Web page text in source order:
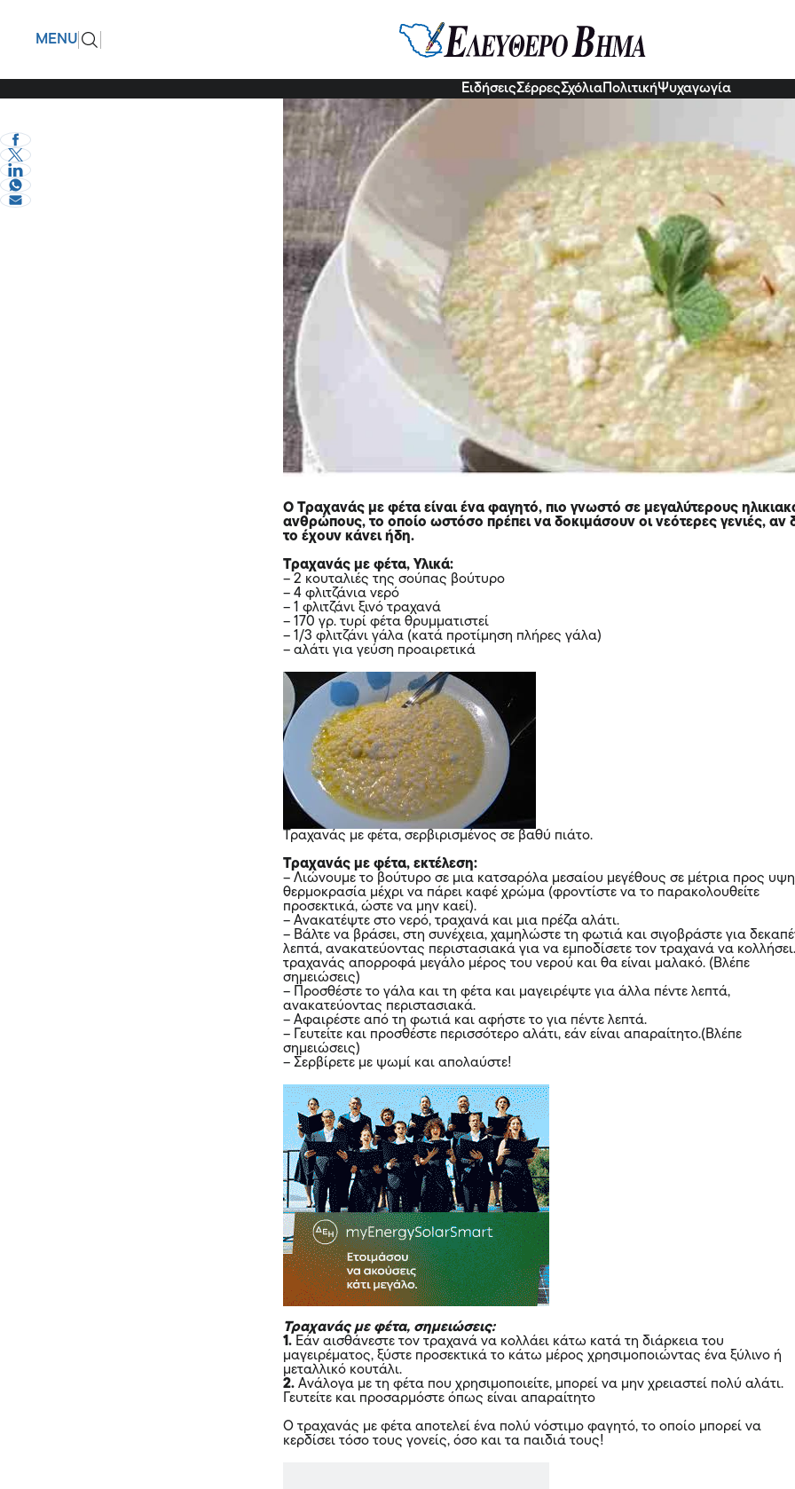
MENU
ΕιδήσειςΣέρρεςΣχόλια ΠολιτικήΨυχαγωγία
Συνταγή τραχανά με φέτα για να θυμούνται
μαθαίνουν οι καινούριοι
eVima Serres Team10 Δεκ 2022, 12:46
Ο Τραχανάς με φέτα είναι ένα φαγητό, πιο γνωστό σε μεγαλύτερους
ανθρώπους, το οποίο ωστόσο πρέπει να δοκιμάσουν οι νεότερες γενιές, αν
το έχουν κάνει ήδη.
Τραχανάς με φέτα, Υλικά:
– 2 κουταλιές της σούπας βούτυρο
– 4 φλιτζάνια νερό
– 1 φλιτζάνι ξινό τραχανά
– 170 γρ. τυρί φέτα θρυμματιστεί
– 1/3 φλιτζάνι γάλα (κατά προτίμηση πλήρες γάλα)
– αλάτι για γεύση προαιρετικά
Τραχανάς με φέτα, σερβιρισμένος σε βαθύ πιάτο.
Τραχανάς με φέτα, εκτέλεση:
– Λιώνουμε το βούτυρο σε μια κατσαρόλα μεσαίου μεγέθους σε μέτρια προς
θερμοκρασία μέχρι να πάρει καφέ χρώμα (φροντίστε να το παρακολουθείτε
προσεκτικά, ώστε να μην καεί).
– Ανακατέψτε στο νερό, τραχανά και μια πρέζα αλάτι.
– Βάλτε να βράσει, στη συνέχεια, χαμηλώστε τη φωτιά και σιγοβράστε για
λεπτά, ανακατεύοντας περιστασιακά για να εμποδίσετε τον τραχανά να
τραχανάς απορροφά μεγάλο μέρος του νερού και θα είναι μαλακό. (Βλέπε
σημειώσεις)
– Προσθέστε το γάλα και τη φέτα και μαγειρέψτε για άλλα πέντε λεπτά,
ανακατεύοντας περιστασιακά.
– Αφαιρέστε από τη φωτιά και αφήστε το για πέντε λεπτά.
– Γευτείτε και προσθέστε περισσότερο αλάτι, εάν είναι απαραίτητο.(Βλέπε
σημειώσεις)
– Σερβίρετε με ψωμί και απολαύστε!
Τραχανάς με φέτα, σημειώσεις:
1. Εάν αισθάνεστε τον τραχανά να κολλάει κάτω κατά τη διάρκεια του
μαγειρέματος, ξύστε προσεκτικά το κάτω μέρος χρησιμοποιώντας ένα ξύλινο ή
μεταλλικό κουτάλι.
2. Ανάλογα με τη φέτα που χρησιμοποιείτε, μπορεί να μην χρειαστεί πολύ αλάτι.
Γευτείτε και προσαρμόστε όπως είναι απαραίτητο
Ο τραχανάς με φέτα αποτελεί ένα πολύ νόστιμο φαγητό, το οποίο μπορεί να
κερδίσει τόσο τους γονείς, όσο και τα παιδιά τους!